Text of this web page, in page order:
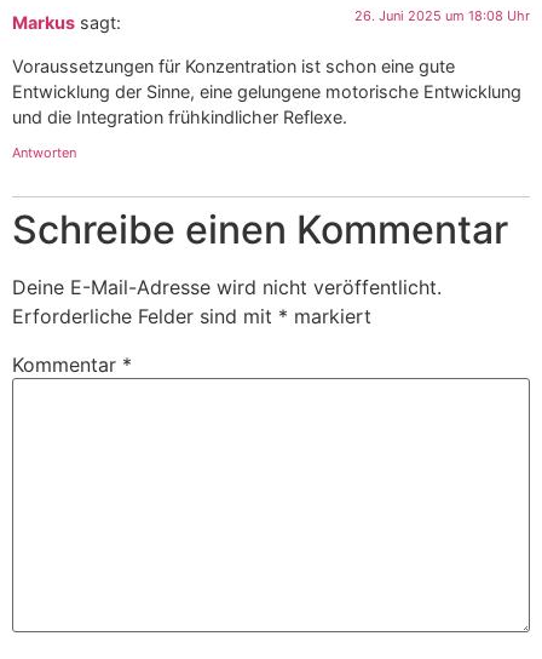
Markus sagt: 26. Juni 2025 um 18:08 Uhr
Voraussetzungen für Konzentration ist schon eine gute
Entwicklung der Sinne, eine gelungene motorische Entwicklung
und die Integration frühkindlicher Reflexe.
Antworten
Schreibe einen Kommentar
Deine E-Mail-Adresse wird nicht veröffentlicht.
Erforderliche Felder sind mit * markiert
Kommentar *